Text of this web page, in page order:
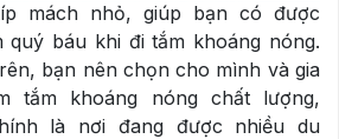
mách nhỏ, giúp bạn có được
quý báu khi đi tắm khoáng nóng.
bạn nên chọn cho mình và gia
tắm khoáng nóng chất lượng,
là nơi đang được nhiều du